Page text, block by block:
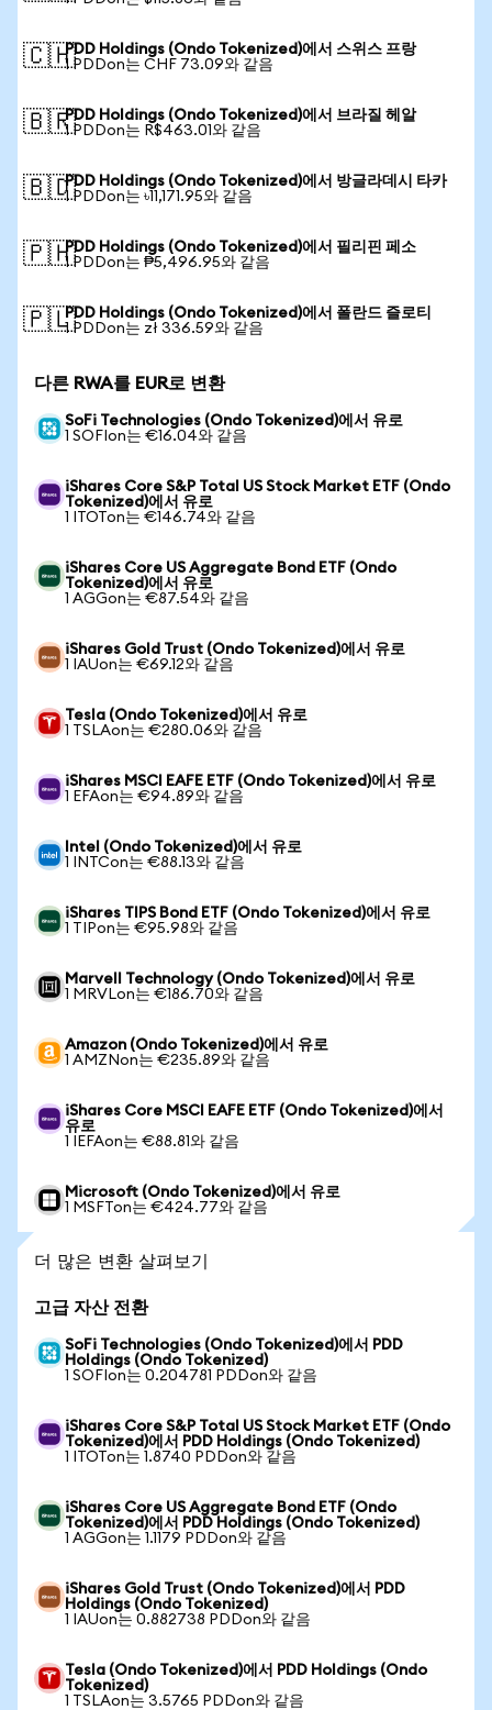
🇨🇭PDD Holdings (Ondo Tokenized)에서 스위스 프랑
1 PDDon는 CHF 73.09와 같음
🇧🇷PDD Holdings (Ondo Tokenized)에서 브라질 헤알
1 PDDon는 R$463.01와 같음
🇧🇩PDD Holdings (Ondo Tokenized)에서 방글라데시 타카
1 PDDon는 ৳11,171.95와 같음
🇵🇭PDD Holdings (Ondo Tokenized)에서 필리핀 페소
1 PDDon는 ₱5,496.95와 같음
🇵🇱PDD Holdings (Ondo Tokenized)에서 폴란드 즐로티
1 PDDon는 zł 336.59와 같음
다른 RWA를 EUR로 변환
SoFi Technologies (Ondo Tokenized)에서 유로
1 SOFIon는 €16.04와 같음
iShares Core S&P Total US Stock Market ETF (Ondo
Tokenized)에서 유로
1 ITOTon는 €146.74와 같음
iShares Core US Aggregate Bond ETF (Ondo
Tokenized)에서 유로
1 AGGon는 €87.54와 같음
iShares Gold Trust (Ondo Tokenized)에서 유로
1 IAUon는 €69.12와 같음
Tesla (Ondo Tokenized)에서 유로
1 TSLAon는 €280.06와 같음
iShares MSCI EAFE ETF (Ondo Tokenized)에서 유로
1 EFAon는 €94.89와 같음
Intel (Ondo Tokenized)에서 유로
1 INTCon는 €88.13와 같음
iShares TIPS Bond ETF (Ondo Tokenized)에서 유로
1 TIPon는 €95.98와 같음
Marvell Technology (Ondo Tokenized)에서 유로
1 MRVLon는 €186.70와 같음
Amazon (Ondo Tokenized)에서 유로
1 AMZNon는 €235.89와 같음
iShares Core MSCI EAFE ETF (Ondo Tokenized)에서
유로
1 IEFAon는 €88.81와 같음
Microsoft (Ondo Tokenized)에서 유로
1 MSFTon는 €424.77와 같음
더 많은 변환 살펴보기
고급 자산 전환
SoFi Technologies (Ondo Tokenized)에서 PDD
Holdings (Ondo Tokenized)
1 SOFIon는 0.204781 PDDon와 같음
iShares Core S&P Total US Stock Market ETF (Ondo
Tokenized)에서 PDD Holdings (Ondo Tokenized)
1 ITOTon는 1.8740 PDDon와 같음
iShares Core US Aggregate Bond ETF (Ondo
Tokenized)에서 PDD Holdings (Ondo Tokenized)
1 AGGon는 1.1179 PDDon와 같음
iShares Gold Trust (Ondo Tokenized)에서 PDD
Holdings (Ondo Tokenized)
1 IAUon는 0.882738 PDDon와 같음
Tesla (Ondo Tokenized)에서 PDD Holdings (Ondo
Tokenized)
1 TSLAon는 3.5765 PDDon와 같음